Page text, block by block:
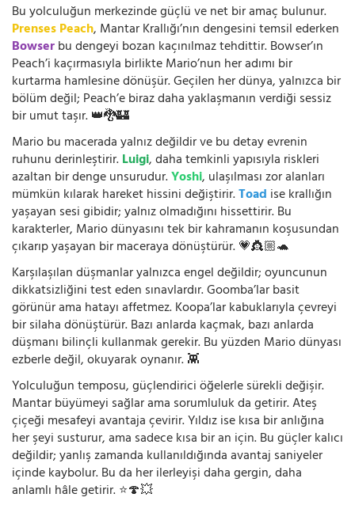
Bu yolculuğun merkezinde güçlü ve net bir amaç bulunur.
Prenses Peach, Mantar Krallığı’nın dengesini temsil ederken
Bowserbu dengeyi bozan kaçınılmaz tehdittir. Bowser’ın
Peach’i kaçırmasıyla birlikte Mario’nun her adımı bir
kurtarma hamlesine dönüşür. Geçilen her dünya, yalnızca bir
bölüm değil; Peach’e biraz daha yaklaşmanın verdiği sessiz
bir umut taşır. 👑🐉🏰
Mario bu macerada yalnız değildir ve bu detay evrenin
ruhunu derinleştirir.Luigi, daha temkinli yapısıyla riskleri
azaltan bir denge unsurudur.Yoshi, ulaşılması zor alanları
mümkün kılarak hareket hissini değiştirir.Toad ise krallığın
yaşayan sesi gibidir; yalnız olmadığını hissettirir. Bu
karakterler, Mario dünyasını tek bir kahramanın koşusundan
çıkarıp yaşayan bir maceraya dönüştürür. 💗👸🏼🐢
Karşılaşılan düşmanlar yalnızca engel değildir; oyuncunun
dikkatsizliğini test eden sınavlardır. Goomba’lar basit
görünür ama hatayı affetmez. Koopa’lar kabuklarıyla çevreyi
bir silaha dönüştürür. Bazı anlarda kaçmak, bazı anlarda
düşmanı bilinçli kullanmak gerekir. Bu yüzden Mario dünyası
ezberle değil, okuyarak oynanır. 👾
Yolculuğun temposu, güçlendirici öğelerle sürekli değişir.
Mantar büyümeyi sağlar ama sorumluluk da getirir. Ateş
çiçeği mesafeyi avantaja çevirir. Yıldız ise kısa bir anlığına
her şeyi susturur, ama sadece kısa bir an için. Bu güçler kalıcı
değildir; yanlış zamanda kullanıldığında avantaj saniyeler
içinde kaybolur. Bu da her ilerleyişi daha gergin, daha
anlamlı hâle getirir. ⭐🍄💥